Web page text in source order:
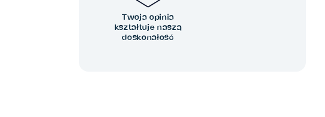
Twoja opinia
kształtuje naszą
doskonałość